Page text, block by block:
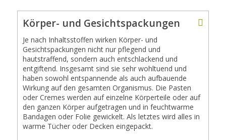
Körper- und Gesichtspackungen
Je nach Inhaltsstoffen wirken Körper- und
Gesichtspackungen nicht nur pflegend und
hautstraffend, sondern auch entschlackend und
entgiftend. Insgesamt sind sie sehr wohltuend und
haben sowohl entspannende als auch aufbauende
Wirkung auf den gesamten Organismus. Die Pasten
oder Cremes werden auf einzelne Körperteile oder auf
den ganzen Körper aufgetragen und in feuchtwarme
Bandagen oder Folie gewickelt. Als letztes wird alles in
warme Tücher oder Decken eingepackt.